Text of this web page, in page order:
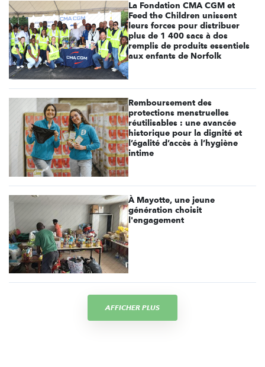
La Fondation CMA CGM et
Feed the Children unissent
leurs forces pour distribuer
plus de 1 400 sacs à dos
remplis de produits essentiels
aux enfants de Norfolk
Remboursement des
protections menstruelles
réutilisables : une avancée
historique pour la dignité et
l’égalité d’accès à l’hygiène
intime
À Mayotte, une jeune
génération choisit
l'engagement
AFFICHER PLUS